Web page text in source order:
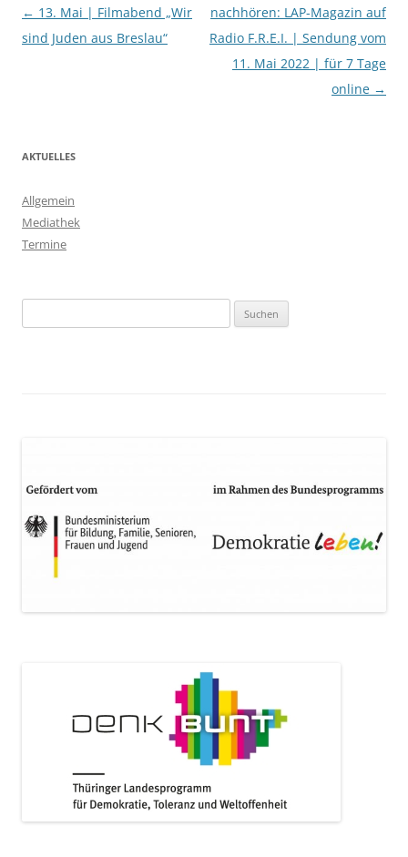
Beitragsnavigation
← 13. Mai | Filmabend „Wir
sind Juden aus Breslau“
nachhören: LAP-Magazin auf
Radio F.R.E.I. | Sendung vom
11. Mai 2022 | für 7 Tage
online →
AKTUELLES
Allgemein
Mediathek
Termine
nach: